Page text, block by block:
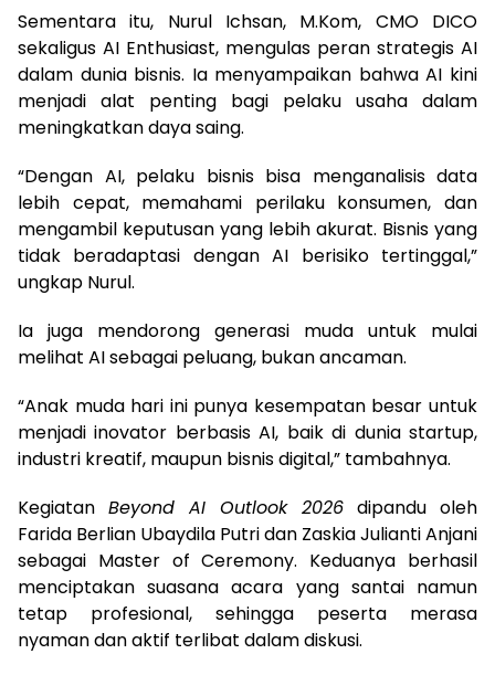
Sementara itu, Nurul Ichsan, M.Kom, CMO DICO
sekaligus AI Enthusiast, mengulas peran strategis AI
dalam dunia bisnis. Ia menyampaikan bahwa AI kini
menjadi alat penting bagi pelaku usaha dalam
meningkatkan daya saing.
“Dengan AI, pelaku bisnis bisa menganalisis data
lebih cepat, memahami perilaku konsumen, dan
mengambil keputusan yang lebih akurat. Bisnis yang
tidak beradaptasi dengan AI berisiko tertinggal,”
ungkap Nurul.
Ia juga mendorong generasi muda untuk mulai
melihat AI sebagai peluang, bukan ancaman.
“Anak muda hari ini punya kesempatan besar untuk
menjadi inovator berbasis AI, baik di dunia startup,
industri kreatif, maupun bisnis digital,” tambahnya.
Kegiatan Beyond AI Outlook 2026 dipandu oleh
Farida Berlian Ubaydila Putri dan Zaskia Julianti Anjani
sebagai Master of Ceremony. Keduanya berhasil
menciptakan suasana acara yang santai namun
tetap profesional, sehingga peserta merasa
nyaman dan aktif terlibat dalam diskusi.